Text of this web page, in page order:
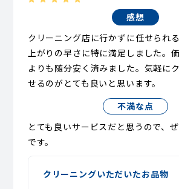
感想
クリーニング店に行かずに任せられ
上がりの早さに特に満足しました。
よりも随分安く済みました。気軽に
せるのがとても良いと思います。
不満な点
とても良いサービスだと思うので、
です。
クリーニングいただいたお品物